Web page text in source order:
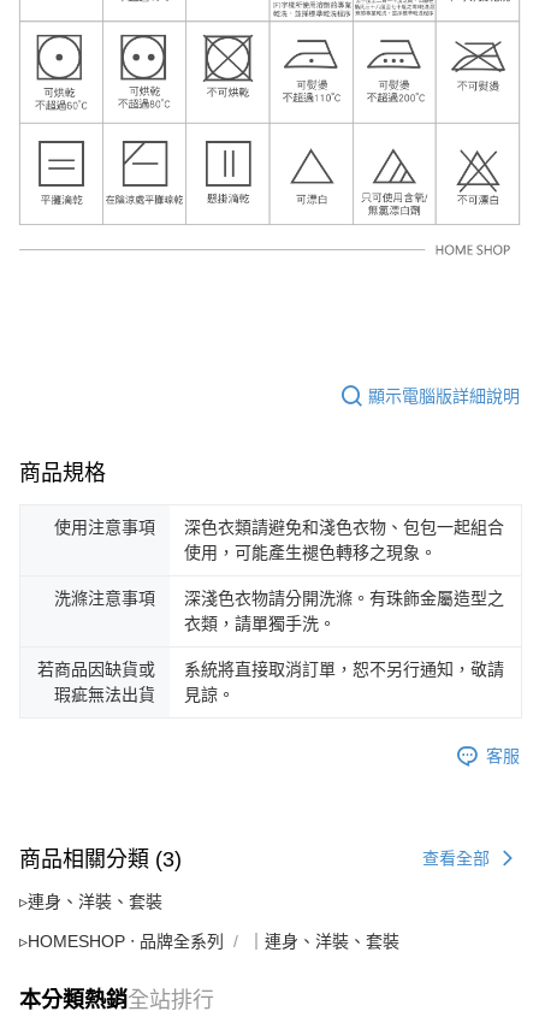
顯示電腦版詳細說明
商品規格
使用注意事項
深色衣類請避免和淺色衣物、包包一起組合
使用，可能產生褪色轉移之現象。
洗滌注意事項
深淺色衣物請分開洗滌。有珠飾金屬造型之
衣類，請單獨手洗。
若商品因缺貨或
瑕疵無法出貨
系統將直接取消訂單，恕不另行通知，敬請
見諒。
客服
商品相關分類 (3) 查看全部
▹連身、洋裝、套裝
▹HOMESHOP ‧ 品牌全系列 ｜連身、洋裝、套裝
本分類熱銷全站排行